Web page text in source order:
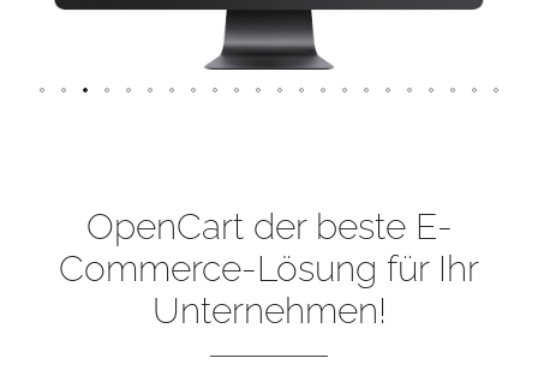
OpenCart der beste E-
Commerce-Lösung für Ihr
Unternehmen!